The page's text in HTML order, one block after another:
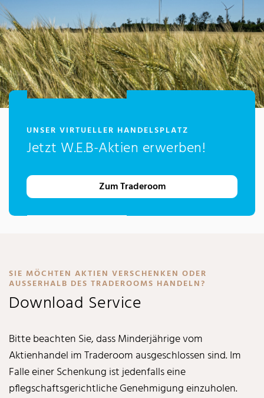
UNSER VIRTUELLER HANDELSPLATZ
Jetzt W.E.B-Aktien erwerben!
Zum Traderoom
SIE MÖCHTEN AKTIEN VERSCHENKEN ODER
AUSSERHALB DES TRADEROOMS HANDELN?
Download Service
Bitte beachten Sie, dass Minderjährige vom
Aktienhandel im Traderoom ausgeschlossen sind. Im
Falle einer Schenkung ist jedenfalls eine
pflegschaftsgerichtliche Genehmigung einzuholen.